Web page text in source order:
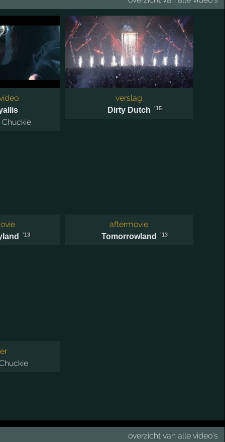
Chuckie
verslag
Dirty Dutch '15
'13
aftermovie
Tomorrowland '13
overzicht van alle video's